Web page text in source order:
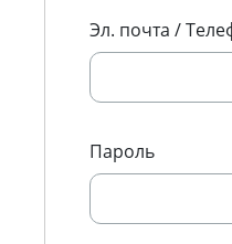
Эл. почта /
Пароль